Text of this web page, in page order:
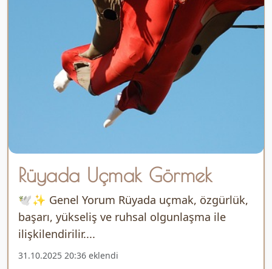
Rüyada Uçmak Görmek
🕊️✨ Genel Yorum Rüyada uçmak, özgürlük,
başarı, yükseliş ve ruhsal olgunlaşma ile
ilişkilendirilir....
31.10.2025 20:36 eklendi